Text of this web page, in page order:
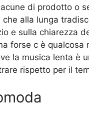
di prodotto o
alla lunga
e sulla chiarezza
forse c è
la musica lenta è
rispetto per il